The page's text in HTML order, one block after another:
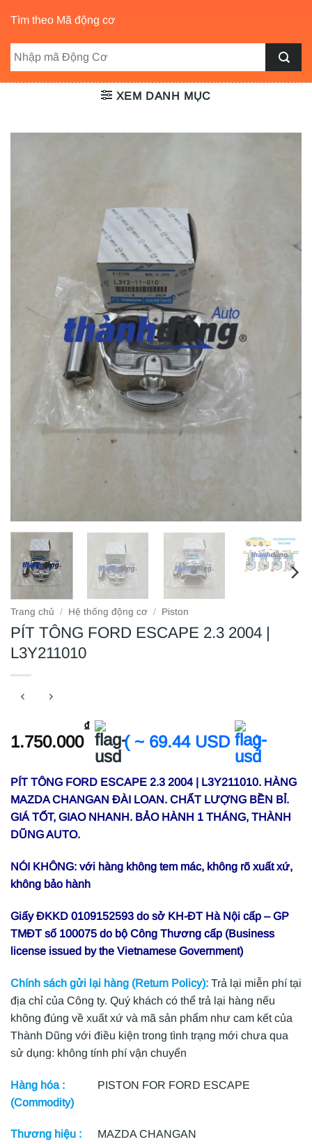
Tìm theo Mã động cơ
XEM DANH MỤC
Trang chủ / Hệ thống động cơ / Piston
PÍT TÔNG FORD ESCAPE 2.3 2004 |
L3Y211010
1.750.000
₫
( ~ 69.44 USD )
PÍT TÔNG FORD ESCAPE 2.3 2004 | L3Y211010. HÀNG
MAZDA CHANGAN ĐÀI LOAN. CHẤT LƯỢNG BỀN BỈ.
GIÁ TỐT, GIAO NHANH. BẢO HÀNH 1 THÁNG, THÀNH
DŨNG AUTO.
NÓI KHÔNG: với hàng không tem mác, không rõ xuất xứ,
không bảo hành
Giấy ĐKKD 0109152593 do sở KH-ĐT Hà Nội cấp – GP
TMĐT số 100075 do bộ Công Thương cấp (Business
license issued by the Vietnamese Government)
Chính sách gửi lại hàng (Return Policy): Trả lại miễn phí tại
địa chỉ của Công ty. Quý khách có thể trả lại hàng nếu
không đúng về xuất xứ và mã sản phẩm như cam kết của
Thành Dũng với điều kiện trong tình trạng mới chưa qua
sử dụng: không tính phí vận chuyển
Hàng hóa :
(Commodity)
PISTON FOR FORD ESCAPE
Thương hiệu :
MAZDA CHANGAN